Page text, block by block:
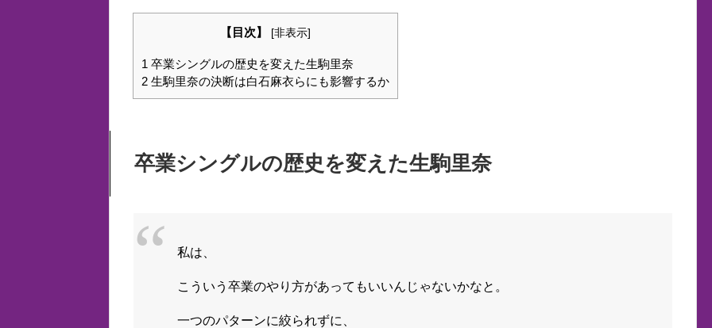
【目次】 [非表示]
1 卒業シングルの歴史を変えた生駒里奈
2 生駒里奈の決断は白石麻衣らにも影響するか
卒業シングルの歴史を変えた生駒里奈
私は、
こういう卒業のやり方があってもいいんじゃないかなと。
一つのパターンに絞られずに、